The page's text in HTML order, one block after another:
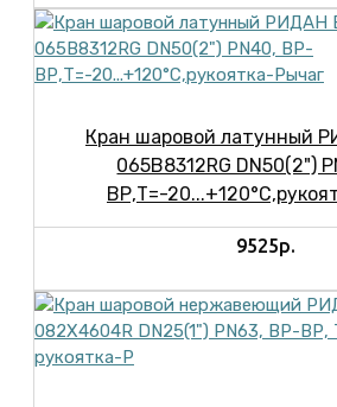
Кран шаровой латунный
065B8312RG DN50(2")
ВР,Т=-
9525р.